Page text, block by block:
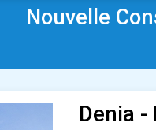
Nouvelle
Denia -